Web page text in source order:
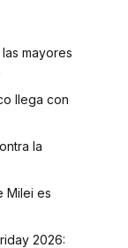
mayores
llega con
la
Milei es
2026: